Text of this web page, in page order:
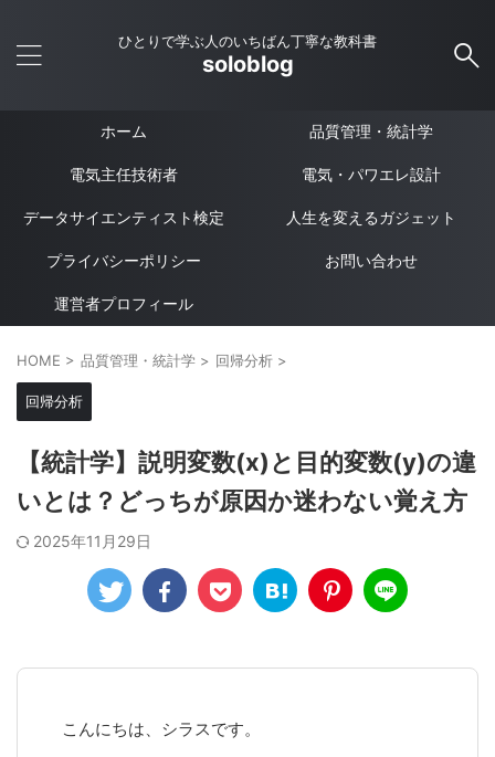
ひとりで学ぶ人のいちばん丁寧な教科書
soloblog
ホーム 品質管理・統計学
電気主任技術者 電気・パワエレ設計
データサイエンティスト検定 人生を変えるガジェット
プライバシーポリシー お問い合わせ
運営者プロフィール
HOME > 品質管理・統計学 > 回帰分析 >
回帰分析
【統計学】説明変数(x)と目的変数(y)の違
いとは？どっちが原因か迷わない覚え方
2025年11月29日
こんにちは、シラスです。